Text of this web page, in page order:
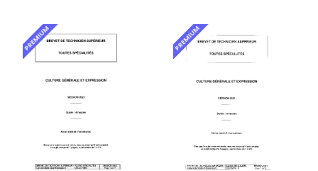
PREMIUM PREMIUM